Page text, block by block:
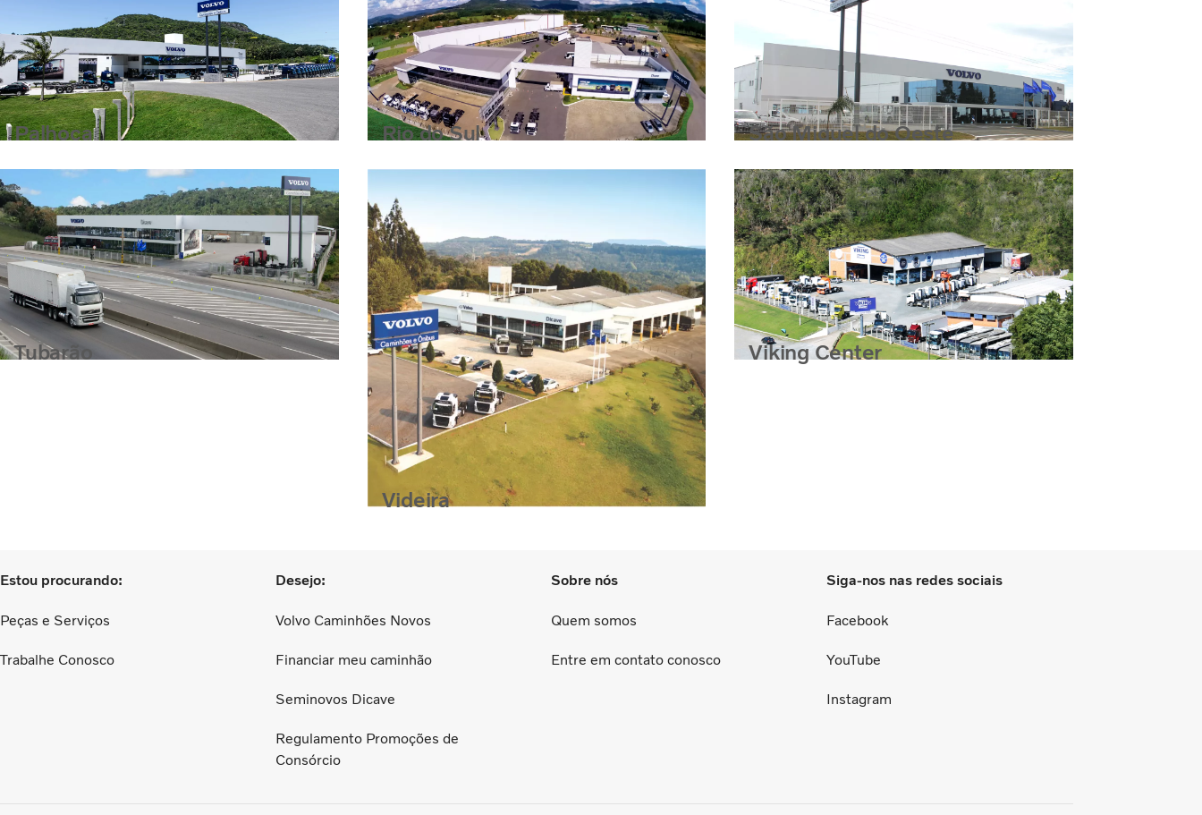
Palhoça Rio do Sul São Miguel do Oeste
Tubarão
Videira
Viking Center
Estou procurando:
Peças e Serviços
Trabalhe Conosco
Desejo:
Volvo Caminhões Novos
Financiar meu caminhão
Seminovos Dicave
Regulamento Promoções de
Consórcio
Sobre nós
Quem somos
Entre em contato conosco
Siga-nos nas redes sociais
Facebook
YouTube
Instagram